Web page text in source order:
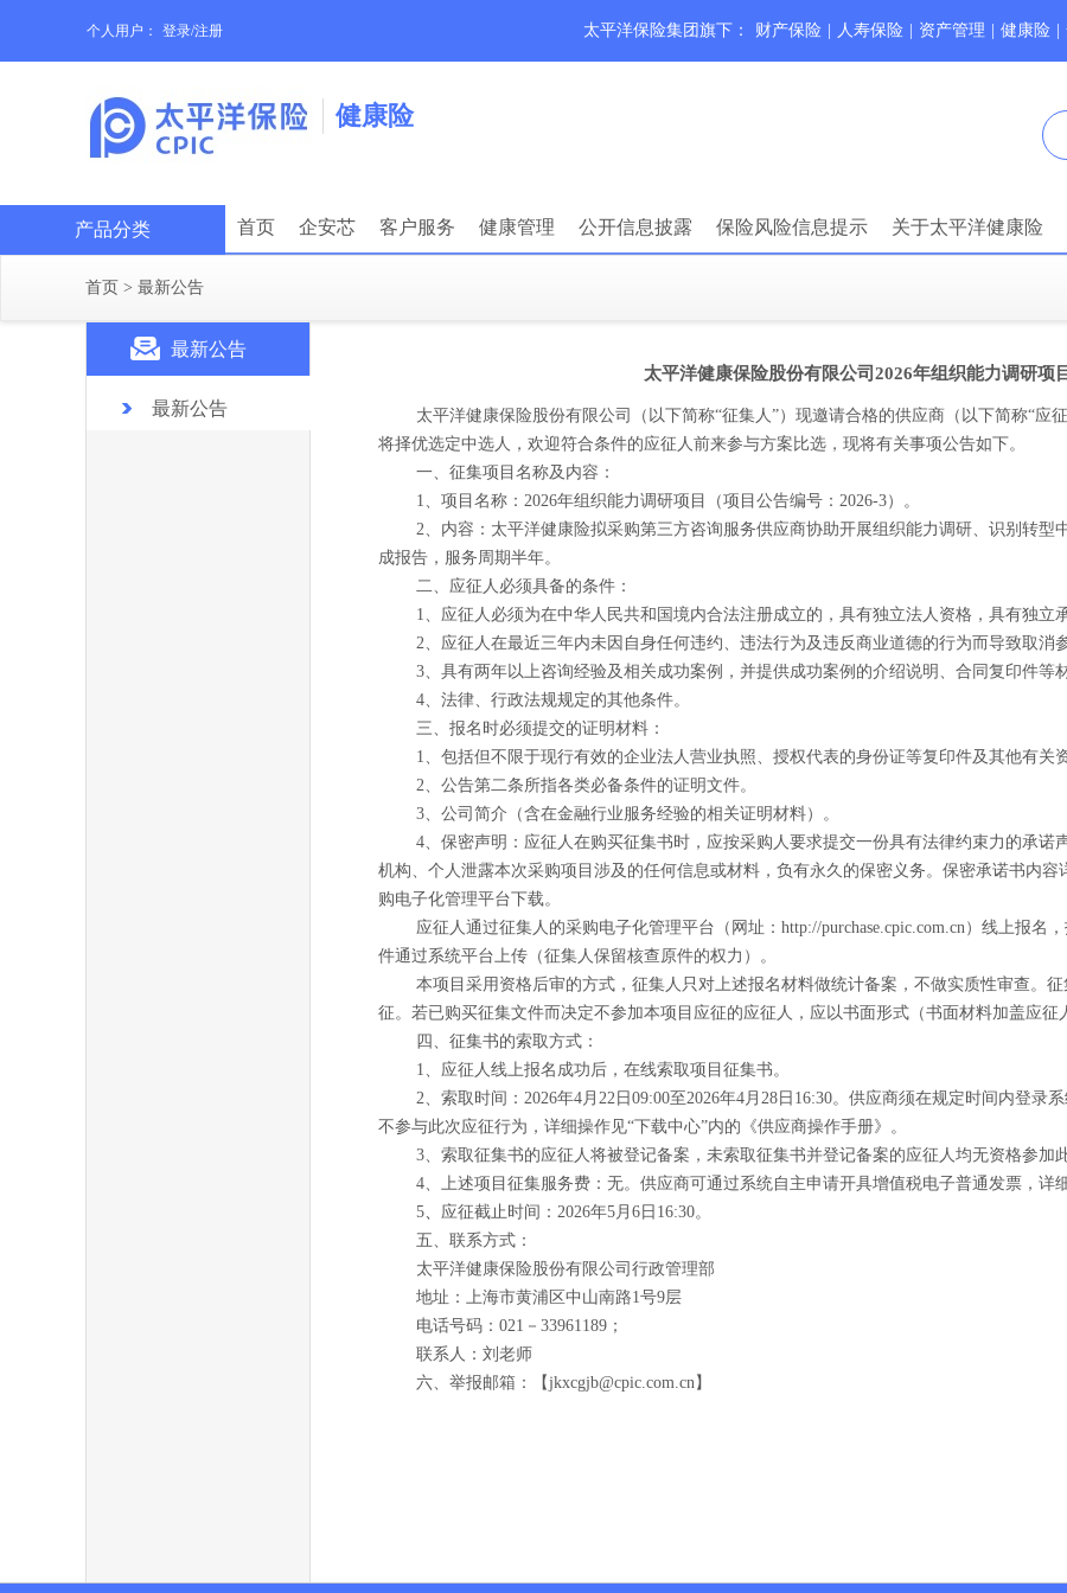
个人用户： 登录/注册 太平洋保险集团旗下： 财产保险 人寿保险 资产管理 健康险
健康险
产品分类 首页 企安芯 客户服务 健康管理 公开信息披露 保险风险信息提示 关于太平洋健康险
首页 > 最新公告
最新公告
最新公告
太平洋健康保险股份有限公司2026年组织能力调研项
太平洋健康保险股份有限公司
（以下简称“征集人”）现邀请合格的供应商（以下简称“
将择优选定中选人，欢迎符合条件的应征人前来参与方案比选，现将有关事项公告如下。
一、征集项目名称及内容：
1、项目名称： 2026年组织能力调研项目（项目公告编号： 2026-3）。
2、内容：太平洋健康险拟采购第三方咨询服务供应商协助开展组织能力调研、识别转
成报告，服务周期半年。
二、应征人必须具备的条件：
1、应征人必须为在中华人民共和国境内合法注册成立的，具有独立法人资格，具有独立
2、应征人在最近三年内未因自身任何违约、违法行为及违反商业道德的行为而导致取消
3、具有两年以上咨询经验及相关成功案例，并提供成功案例的介绍说明、合同复印件等
4、法律、行政法规规定的其他条件。
三、报名时必须提交的证明材料：
1、包括但不限于现行有效的企业法人营业执照、授权代表的身份证等复印件及其他有关
2、公告第二条所指各类必备条件的证明文件。
3、公司简介（含在金融行业服务经验的相关证明材料）。
4、保密声明：应征人在购买征集书时，应按采购人要求提交一份具有法律约束力的承
机构、个人泄露本次采购项目涉及的任何信息或材料，负有永久的保密义务。保密承诺书内
购电子化管理平台下载。
应征人通过征集人的采购电子化管理平台（网址： http://purchase.cpic.com.cn）线上报名
件通过系统平台上传（征集人保留核查原件的权力）。
本项目采用资格后审的方式，征集人只对上述报名材料做统计备案，不做实质性审查。
征。若已购买征集文件而决定不参加本项目应征的应征人，应以书面形式（书面材料加盖应征
四、征集书的索取方式：
1、应征人线上报名成功后，在线索取项目征集书。
2、索取时间： 2026年4月22 日 09:00至2026年4月28 日 16:30。供应商须在规定时间内登录
不参与此次应征行为，详细操作见“下载中心”内的《供应商操作手册》。
3、索取征集书的应征人将被登记备案，未索取征集书并登记备案的应征人均无资格参加
4、上述项目征集服务费：无。供应商可通过系统自主申请开具增值税电子普通发票，详
5、 应征截止时间：2026年5月6日16:30。
五、联系方式：
太平洋健康保险股份有限公司行政管理部
地址： 上海市黄浦区中山南路1号9层
电话号码： 021 － 33961189 ；
联系人： 刘老师
六、举报邮箱：【jkxcgjb@cpic.com.cn】